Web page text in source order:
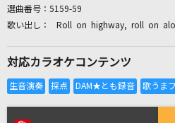
カラオケリク
リアルタイムで歌わ
選曲番号： 5159-59
Roll on highway, roll on
対応カラオケコンテンツ